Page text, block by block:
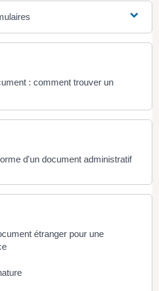
: comment trouver un
d'un document administratif
étranger pour une